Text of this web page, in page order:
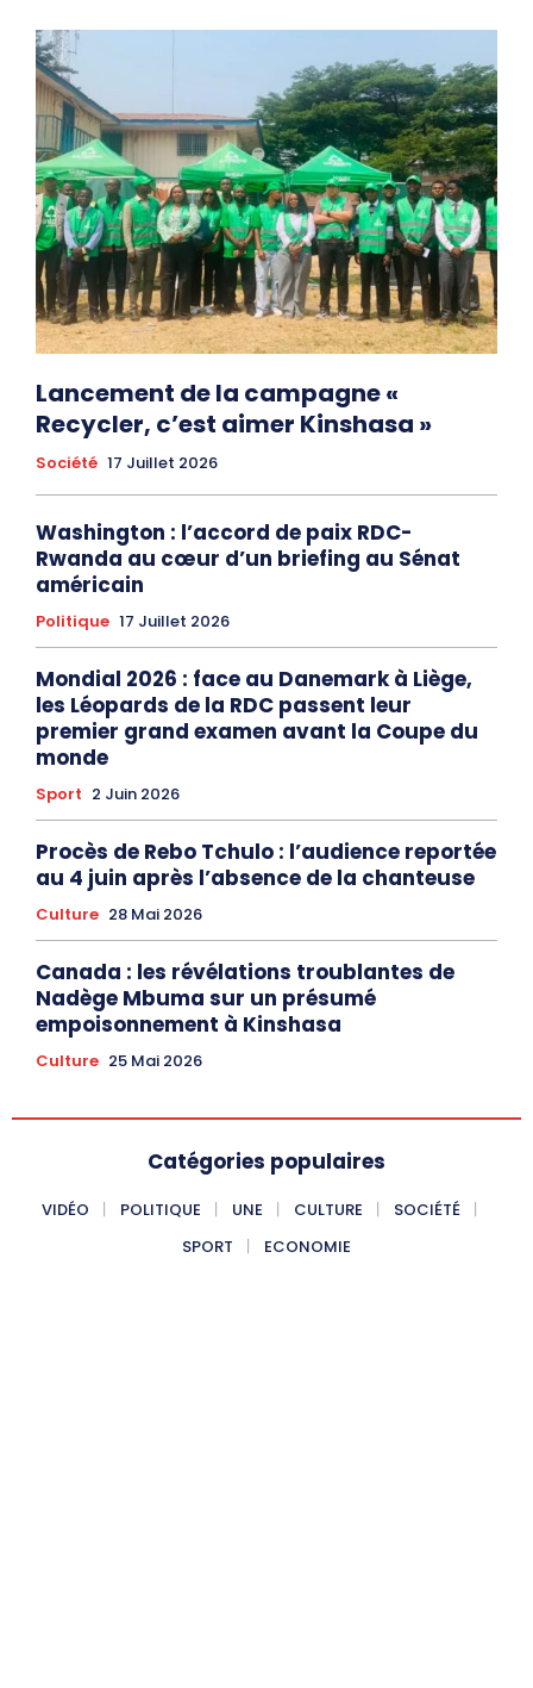
Lancement de la campagne «
Recycler, c’est aimer Kinshasa »
Société 17 Juillet 2026
Washington : l’accord de paix RDC-
Rwanda au cœur d’un briefing au Sénat
américain
Politique 17 Juillet 2026
Mondial 2026 : face au Danemark à Liège,
les Léopards de la RDC passent leur
premier grand examen avant la Coupe du
monde
Sport 2 Juin 2026
Procès de Rebo Tchulo : l’audience reportée
au 4 juin après l’absence de la chanteuse
Culture 28 Mai 2026
Canada : les révélations troublantes de
Nadège Mbuma sur un présumé
empoisonnement à Kinshasa
Culture 25 Mai 2026
Catégories populaires
VIDÉO POLITIQUE UNE CULTURE
SOCIÉTÉ
SPORT
ECONOMIE